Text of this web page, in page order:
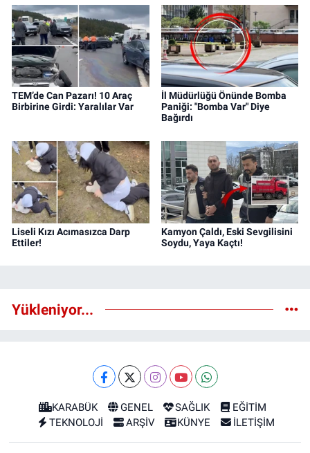
TEM’de Can Pazarı! 10 Araç
Birbirine Girdi: Yaralılar Var
İl Müdürlüğü Önünde Bomba
Paniği: "Bomba Var" Diye
Bağırdı
Liseli Kızı Acımasızca Darp
Ettiler!
Kamyon Çaldı, Eski Sevgilisini
Soydu, Yaya Kaçtı!
Yükleniyor...
KARABÜK GENEL SAĞLIK
EĞİTİM
TEKNOLOJİ
ARŞİV KÜNYE İLETİŞİM